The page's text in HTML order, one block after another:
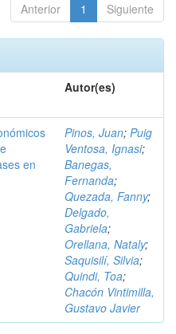
Anterior 1 Siguiente
Autor(es)
en
Pinos, Juan; Puig
Ventosa, Ignasi;
Banegas,
Fernanda;
Quezada, Fanny;
Delgado,
Gabriela;
Orellana, Nataly;
Saquisilí, Silvia;
Quindi, Toa;
Chacón Vintimilla,
Gustavo Javier